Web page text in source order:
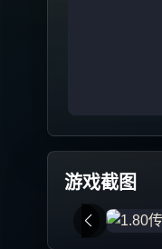
游戏截图